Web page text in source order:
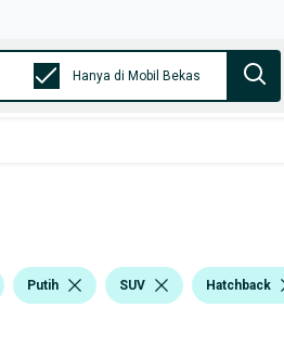
Hanya di Mobil Bekas
Putih SUV Hatchback